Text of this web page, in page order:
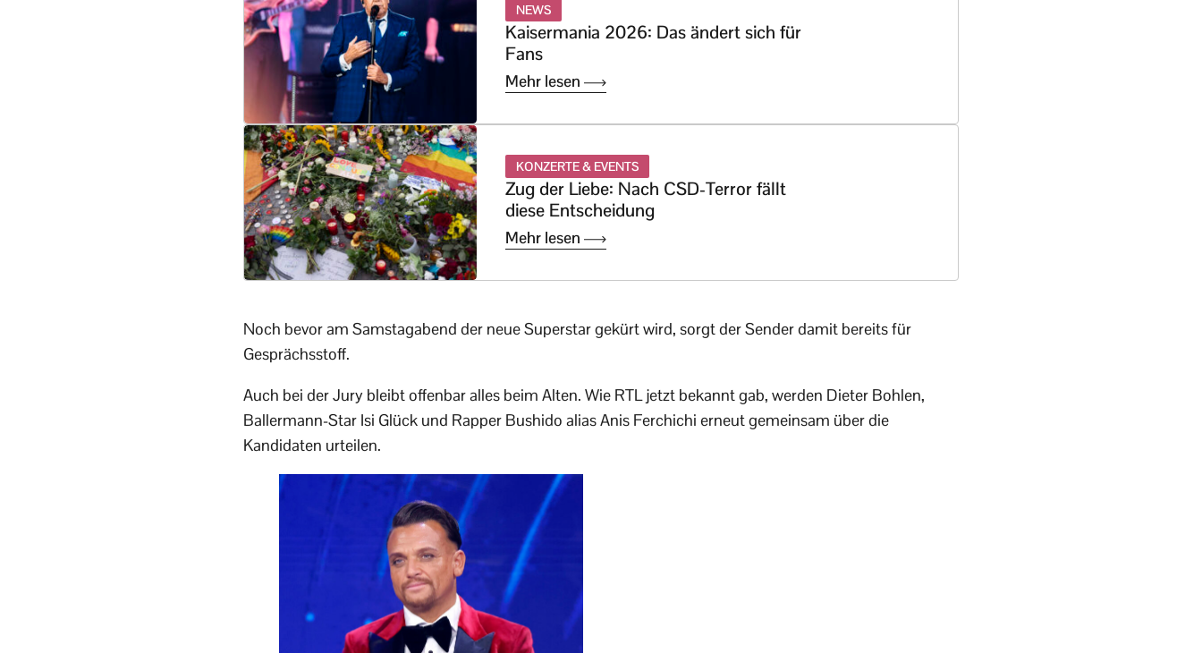
NEWS
Kaisermania 2026: Das ändert sich für
Fans
Mehr lesen
KONZERTE & EVENTS
Zug der Liebe: Nach CSD-Terror fällt
diese Entscheidung
Mehr lesen
Noch bevor am Samstagabend der neue Superstar gekürt wird, sorgt der Sender damit bereits für
Gesprächsstoff.
Auch bei der Jury bleibt offenbar alles beim Alten. Wie RTL jetzt bekannt gab, werden Dieter Bohlen,
Ballermann-Star Isi Glück und Rapper Bushido alias Anis Ferchichi erneut gemeinsam über die
Kandidaten urteilen.